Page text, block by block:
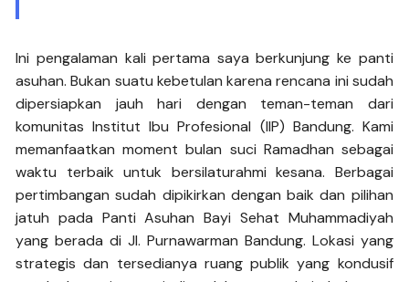
Ini pengalaman kali pertama saya berkunjung ke panti
asuhan. Bukan suatu kebetulan karena rencana ini sudah
dipersiapkan jauh hari dengan teman-teman dari
komunitas Institut Ibu Profesional (IIP) Bandung. Kami
memanfaatkan moment bulan suci Ramadhan sebagai
waktu terbaik untuk bersilaturahmi kesana. Berbagai
pertimbangan sudah dipikirkan dengan baik dan pilihan
jatuh pada Panti Asuhan Bayi Sehat Muhammadiyah
yang berada di Jl. Purnawarman Bandung. Lokasi yang
strategis dan tersedianya ruang publik yang kondusif